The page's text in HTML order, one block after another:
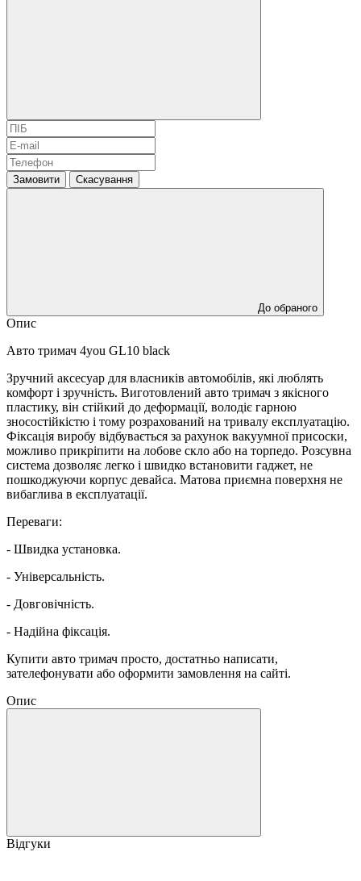
Замовити Скасування
До обраного
Опис
Авто тримач 4you GL10 black
Зручний аксесуар для власників автомобілів, які люблять
комфорт і зручність. Виготовлений авто тримач з якісного
пластику, він стійкий до деформації, володіє гарною
зносостійкістю і тому розрахований на тривалу експлуатацію.
Фіксація виробу відбувається за рахунок вакуумної присоски,
можливо прикріпити на лобове скло або на торпедо. Розсувна
система дозволяє легко і швидко встановити гаджет, не
пошкоджуючи корпус девайса. Матова приємна поверхня не
вибаглива в експлуатації.
Переваги:
- Швидка установка.
- Універсальність.
- Довговічність.
- Надійна фіксація.
Купити авто тримач просто, достатньо написати,
зателефонувати або оформити замовлення на сайті.
Опис
Відгуки